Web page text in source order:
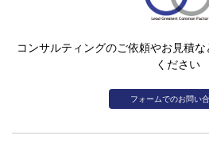
コンサルティングのご依頼やお見積
ください
フォームでのお問い